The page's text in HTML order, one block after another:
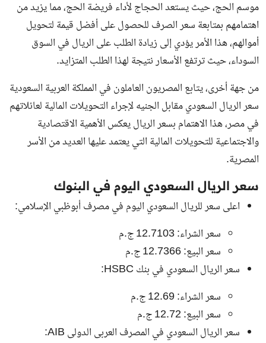
موسم الحج، حيث يستعد الحجاج لأداء فريضة الحج، مما يزيد من
اهتمامهم بمتابعة سعر الصرف للحصول على أفضل قيمة لتحويل
أموالهم، هذا الأمر يؤدي إلى زيادة الطلب على الريال في السوق
السوداء، حيث ترتفع الأسعار نتيجة لهذا الطلب المتزايد.
من جهة أخرى، يتابع المصريون العاملون في المملكة العربية السعودية
سعر الريال السعودي مقابل الجنيهلإجراء التحويلات المالية لعائلاتهم
في مصر، هذا الاهتمام بسعر الريال يعكس الأهمية الاقتصادية
والاجتماعية للتحويلات المالية التي يعتمد عليها العديد من الأسر
المصرية.
سعر الريال السعودي اليوم في البنوك
اعلى سعر للريال السعودي اليوم في مصرف أبوظبي الإسلامي:
سعر الشراء: 12.7103 ج.م
سعر البيع: 12.7366 ج.م
سعر الريال السعودي في بنك HSBC:
سعر الشراء: 12.69 ج.م
سعر البيع: 12.72 ج.م
سعر الريال السعودي في المصرف العربى الدولى AIB: